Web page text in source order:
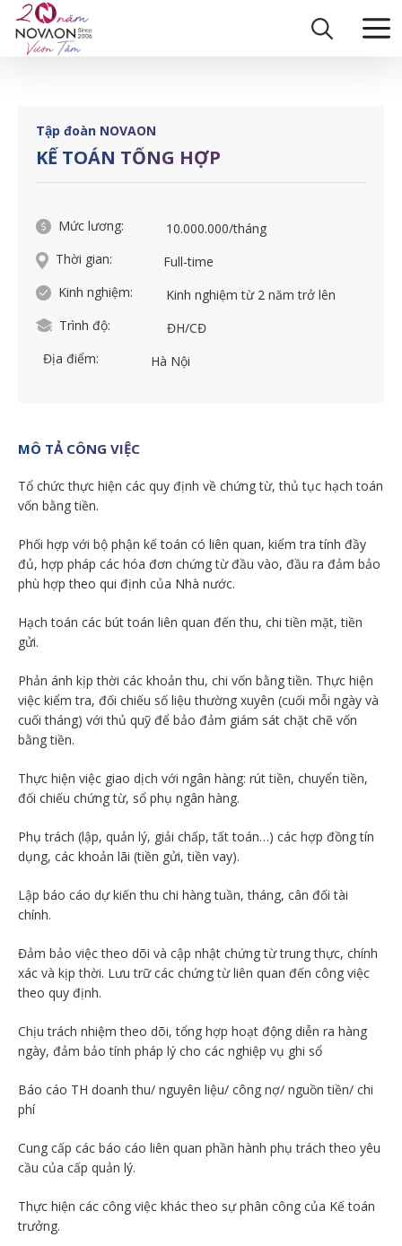
content
Trang chủ |
Tập đoàn NOVAON
KẾ TOÁN TỔNG HỢP
Mức lương:
10.000.000/tháng
Thời gian:
Full-time
Kinh nghiệm:
Kinh nghiệm từ 2 năm trở lên
Trình độ:
ĐH/CĐ
Địa điểm:
Hà Nội
MÔ TẢ CÔNG VIỆC
Tổ chức thực hiện các quy định về chứng từ, thủ tục hạch toán
vốn bằng tiền.
Phối hợp với bộ phận kế toán có liên quan, kiểm tra tính đầy
đủ, hợp pháp các hóa đơn chứng từ đầu vào, đầu ra đảm bảo
phù hợp theo qui định của Nhà nước.
Hạch toán các bút toán liên quan đến thu, chi tiền mặt, tiền
gửi.
Phản ánh kịp thời các khoản thu, chi vốn bằng tiền. Thực hiện
việc kiểm tra, đối chiếu số liệu thường xuyên (cuối mỗi ngày và
cuối tháng) với thủ quỹ để bảo đảm giám sát chặt chẽ vốn
bằng tiền.
Thực hiện việc giao dịch với ngân hàng: rút tiền, chuyển tiền,
đối chiếu chứng từ, sổ phụ ngân hàng.
Phụ trách (lập, quản lý, giải chấp, tất toán…) các hợp đồng tín
dụng, các khoản lãi (tiền gửi, tiền vay).
Lập báo cáo dự kiến thu chi hàng tuần, tháng, cân đối tài
chính.
Đảm bảo việc theo dõi và cập nhật chứng từ trung thực, chính
xác và kịp thời. Lưu trữ các chứng từ liên quan đến công việc
theo quy định.
Chịu trách nhiệm theo dõi, tổng hợp hoạt động diễn ra hàng
ngày, đảm bảo tính pháp lý cho các nghiệp vụ ghi sổ
Báo cáo TH doanh thu/ nguyên liệu/ công nợ/ nguồn tiền/ chi
phí
Cung cấp các báo cáo liên quan phần hành phụ trách theo yêu
cầu của cấp quản lý.
Thực hiện các công việc khác theo sự phân công của Kế toán
trưởng.